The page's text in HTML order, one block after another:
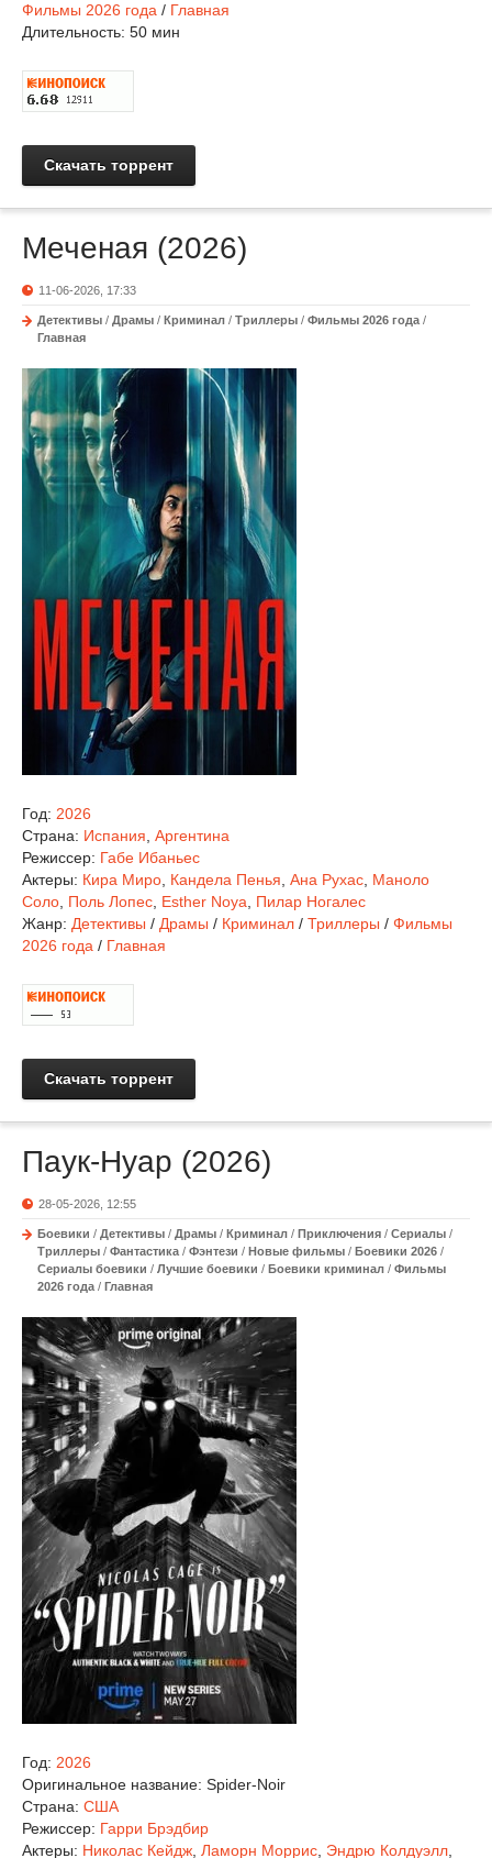
Фильмы 2026 года / Главная
Длительность: 50 мин
Скачать торрент
Меченая (2026)
11-06-2026, 17:33
Детективы / Драмы / Криминал / Триллеры / Фильмы 2026 года /
Главная
Год: 2026
Страна: Испания Аргентина
Режиссер: Габе Ибаньес
Актеры: Кира Миро Кандела Пенья Ана Рухас Маноло
Соло Поль Лопес Esther Noya
Пилар Ногалес
Жанр: Детективы / Драмы / Криминал / Триллеры / Фильмы
2026 года / Главная
Скачать торрент
Паук-Нуар (2026)
28-05-2026, 12:55
Боевики / Детективы / Драмы / Криминал / Приключения / Сериалы /
Триллеры / Фантастика / Фэнтези / Новые фильмы / Боевики 2026 /
Сериалы боевики / Лучшие боевики / Боевики криминал / Фильмы
2026 года / Главная
Год: 2026
Оригинальное название: Spider-Noir
Страна: США
Режиссер: Гарри Брэдбир
Актеры: Николас Кейдж Ламорн Моррис Эндрю Колдуэлл